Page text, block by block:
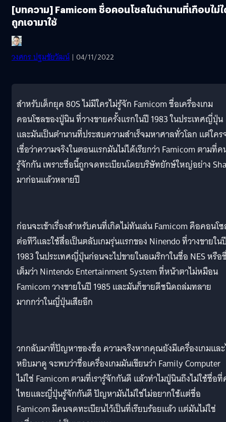
[บทความ] Famicom ชื่อคอนโซลในตำนานที่เกือบไม่
ถูกเอามาใช้
วงศกร ปฐมชัยวัฒน์ | 04/11/2022
สำหรับเด็กยุค 80S ไม่มีใครไม่รู้จัก Famicom ชื่อเครื่องเกม
คอนโซลของปู่นิน ที่วางขายครั้งแรกในปี 1983 ในประเทศญี่ปุ่น
และมันเป็นตำนานที่ประสบความสำเร็จมหาศาลทั่วโลก แต่ใคร
เชื่อว่าความจริงในตอนแรกมันไม่ได้เรียกว่า Famicom ตามที่
รู้จักกัน เพราะชื่อนี้ถูกจดทะเบียนโดยบริษัทยักษ์ใหญ่อย่าง
มาก่อนแล้วหลายปี
ก่อนจะเข้าเรื่องสำหรับคนที่เกิดไม่ทันเล่น Famicom คือคอนโ
ต่อทีวีและใช้สื่อเป็นตลับเกมรุ่นแรกของ Ninendo ที่วางขายใน
1983 ในประเทศญี่ปุ่นก่อนจะไปขายในอเมริกาในชื่อ NES หรือ
เต็มว่า Nintendo Entertainment System ที่หน้าตาไม่หมือน
Famicom วางขายในปี 1985 และมันก็ขายดีชนิดถล่มทลาย
มากกว่าในญี่ปุ่นเสียอีก
วกกลับมาที่ปัญหาของชื่อ ความจริงหากคุณยังมีเครื่องเกมแล
หยิบมาดู จะพบว่าชื่อเครื่องเกมมันเขียนว่า Family Computer
ไม่ใช่ Famicom ตามที่เรารู้จักกันดี แล้วทำไมปู่นินถึงไม่ใช้ชื่อ
ไทยและญี่ปุ่นรู้จักกันดี ปัญหามันไม่ใช่ไม่อยากใช้แต่ชื่อ
Famicom มีคนจดทะเบียนไว้เป็นที่เรียบร้อยแล้ว แต่มันไม่ใช่